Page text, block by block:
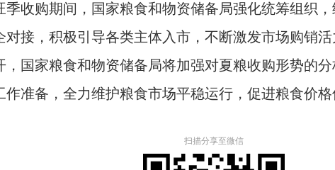
季收购期间，国家粮食和物资储备局强化统筹组织
接，积极引导各类主体入市，不断激发市场购销活
，国家粮食和物资储备局将加强对夏粮收购形势的
准备，全力维护粮食市场平稳运行，促进粮食价格
扫描分享至微信